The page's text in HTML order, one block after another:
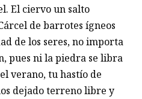
El ciervo un salto
de barrotes ígneos
de los seres, no importa
pues ni la piedra se libra
verano, tu hastío de
dejado terreno libre y